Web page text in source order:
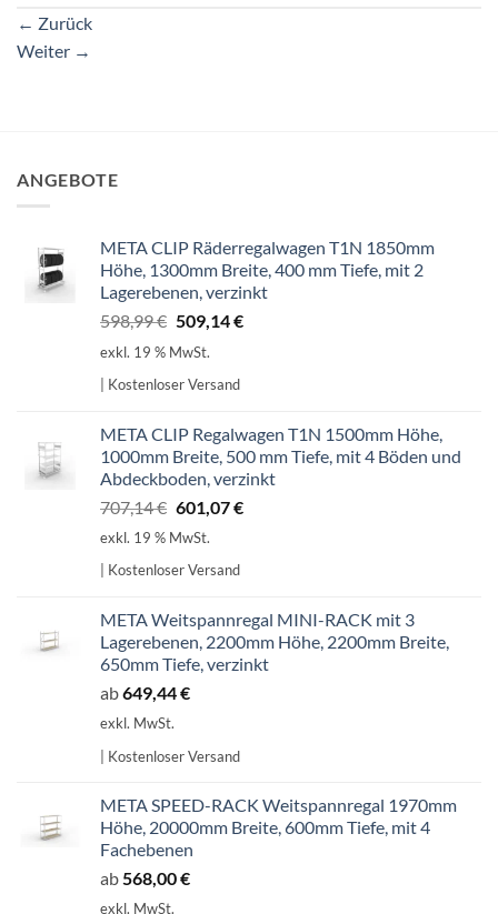
← Zurück
Weiter →
ANGEBOTE
META CLIP Räderregalwagen T1N 1850mm
Höhe, 1300mm Breite, 400 mm Tiefe, mit 2
Lagerebenen, verzinkt
598,99€ Ursprünglicher
Preis
598,99 €
509,14€Aktueller
exkl. 19 % MwSt.
| Kostenloser Versand
META CLIP Regalwagen T1N 1500mm Höhe,
1000mm Breite, 500 mm Tiefe, mit 4 Böden und
Abdeckboden, verzinkt
707,14€ Ursprünglicher
Preis
707,14 €
601,07€Aktueller
exkl. 19 % MwSt.
| Kostenloser Versand
META Weitspannregal MINI-RACK mit 3
Lagerebenen, 2200mm Höhe, 2200mm Breite,
650mm Tiefe, verzinkt
ab649,44€
exkl. MwSt.
| Kostenloser Versand
META SPEED-RACK Weitspannregal 1970mm
Höhe, 20000mm Breite, 600mm Tiefe, mit 4
Fachebenen
ab568,00€
exkl. MwSt.